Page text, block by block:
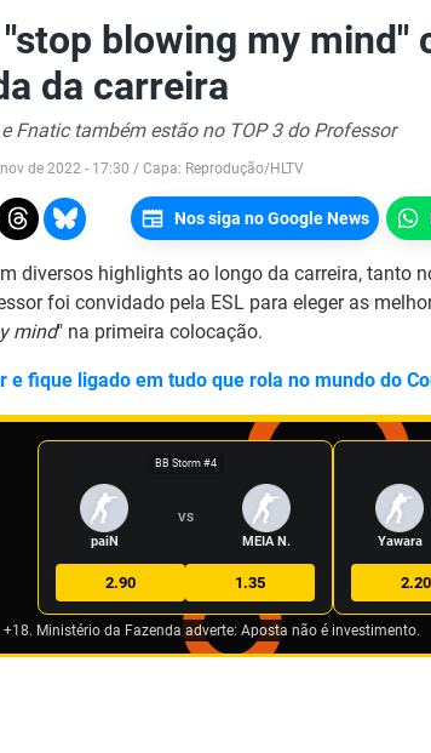
blowing my mind"
da carreira
Fnatic também estão no TOP 3 do Professor
de 2022 - 17:30 / Capa: Reprodução/HLTV
Nos siga no Google News
diversos highlights ao longo da carreira, tanto
foi convidado pela ESL para eleger as
mind" na primeira colocação.
e fique ligado em tudo que rola no mundo do
BB Storm #4
paiN
VS
MEIA N.
2.90 1.35
Yawara
2.20
+18. Ministério da Fazenda adverte: Aposta não é investimento.